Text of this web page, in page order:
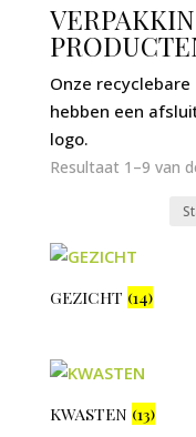
Onze
hebben een
logo.
Resultaat 1–9 van
GEZICHT (14)
KWASTEN (13)